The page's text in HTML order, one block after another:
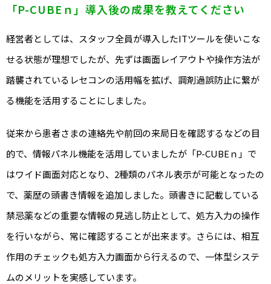
「P-CUBEｎ」導入後の成果を教えてください
経営者としては、スタッフ全員が導入したITツールを使いこな
せる状態が理想でしたが、先ずは画面レイアウトや操作方法が
踏襲されているレセコンの活用幅を拡げ、調剤過誤防止に繋が
る機能を活用することにしました。
従来から患者さまの連絡先や前回の来局日を確認するなどの目
的で、情報パネル機能を活用していましたが「P-CUBEｎ」で
はワイド画面対応となり、2種類のパネル表示が可能となったの
で、薬歴の頭書き情報を追加しました。頭書きに記載している
禁忌薬などの重要な情報の見逃し防止として、処方入力の操作
を行いながら、常に確認することが出来ます。さらには、相互
作用のチェックも処方入力画面から行えるので、一体型システ
ムのメリットを実感しています。